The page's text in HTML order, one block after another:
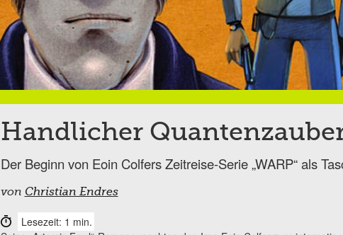
Handlicher
Der Beginn von Eoin Colfers Zeitreise-Serie „WARP“ als
von Christian Endres
Lesezeit: 1 min.